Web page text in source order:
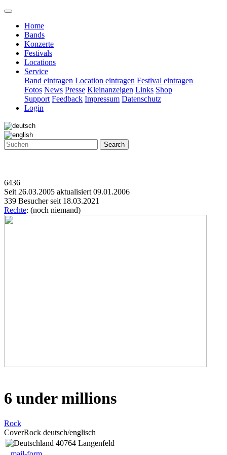
Home
Bands
Konzerte
Festivals
Locations
Service
Band eintragen Location eintragen Festival eintragen
Fotos News Presse Kleinanzeigen Links Shop
Support Feedback Impressum Datenschutz
Login
Search
6436
Seit 26.03.2005 aktualisiert 09.01.2006
339 Besucher seit 18.03.2021
Rechte: (noch niemand)
6 under millions
Rock
CoverRock deutsch/englisch
40764 Langenfeld